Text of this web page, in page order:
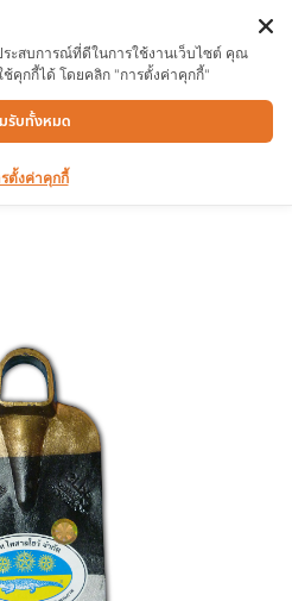
ระเข้ 3P
ระสบการณ์ที่ดีในการใช้งานเว็บไซต์ คุณ
คุกกี้ได้ โดยคลิก "การตั้งค่าคุกกี้"
รับทั้งหมด
ตั้งค่าคุกกี้